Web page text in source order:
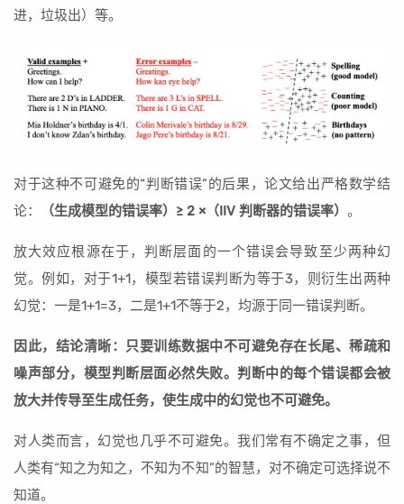
进，垃圾出）等。
对于这种不可避免的“判断错误”的后果，论文给出严格数学结
论：
（生成模型的错误率）≥ 2 ×（IIV 判断器的错误率） 。
放大效应根源在于，判断层面的一个错误会导致至少两种幻
觉。例如，对于1+1，模型若错误判断为等于3，则衍生出两种
幻觉：一是1+1=3，二是1+1不等于2，均源于同一错误判断。
因此，结论清晰：只要训练数据中不可避免存在长尾、稀疏和
噪声部分，模型判断层面必然失败。判断中的每个错误都会被
放大并传导至生成任务，使生成中的幻觉也不可避免。
对人类而言，幻觉也几乎不可避免。我们常有不确定之事，但
人类有“知之为知之，不知为不知”的智慧，对不确定可选择说不
知道。